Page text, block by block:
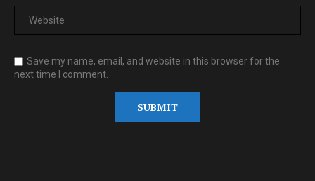
Save my name, email, and website in this browser for the
next time I comment.